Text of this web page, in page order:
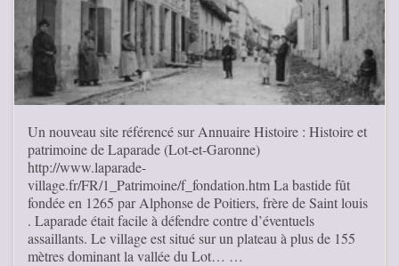
Un nouveau site référencé sur Annuaire Histoire : Histoire et
patrimoine de Laparade (Lot-et-Garonne)
http://www.laparade-
village.fr/FR/1_Patrimoine/f_fondation.htm La bastide fût
fondée en 1265 par Alphonse de Poitiers, frère de Saint louis
. Laparade était facile à défendre contre d’éventuels
assaillants. Le village est situé sur un plateau à plus de 155
mètres dominant la vallée du Lot… …